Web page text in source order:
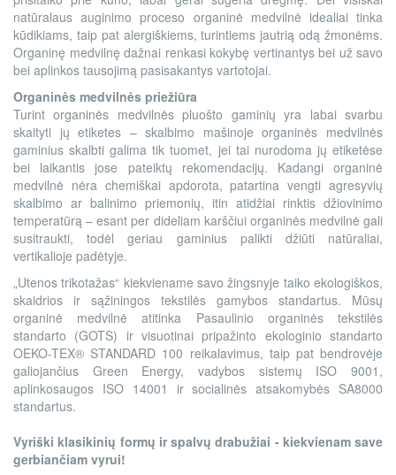
natūralaus auginimo proceso organinė medvilnė idealiai tinka
kūdikiams, taip pat alergiškiems, turintiems jautrią odą žmonėms.
Organinę medvilnę dažnai renkasi kokybę vertinantys bei už savo
bei aplinkos tausojimą pasisakantys vartotojai.
Organinės medvilnės priežiūra
Turint organinės medvilnės pluošto gaminių yra labai svarbu
skaityti jų etiketes – skalbimo mašinoje organinės medvilnės
gaminius skalbti galima tik tuomet, jei tai nurodoma jų etiketėse
bei laikantis jose pateiktų rekomendacijų. Kadangi organinė
medvilnė nėra chemiškai apdorota, patartina vengti agresyvių
skalbimo ar balinimo priemonių, itin atidžiai rinktis džiovinimo
temperatūrą – esant per dideliam karščiui organinės medvilnė gali
susitraukti, todėl geriau gaminius palikti džiūti natūraliai,
vertikalioje padėtyje.
„Utenos trikotažas“ kiekviename savo žingsnyje taiko ekologiškos,
skaidrios ir sąžiningos tekstilės gamybos standartus. Mūsų
organinė medvilnė atitinka Pasaulinio organinės tekstilės
standarto (GOTS) ir visuotinai pripažinto ekologinio standarto
OEKO-TEX® STANDARD 100 reikalavimus, taip pat bendrovėje
galiojančius Green Energy, vadybos sistemų ISO 9001,
aplinkosaugos ISO 14001 ir socialinės atsakomybės SA8000
standartus.
Vyriški klasikinių formų ir spalvų drabužiai - kiekvienam save
gerbiančiam vyrui!